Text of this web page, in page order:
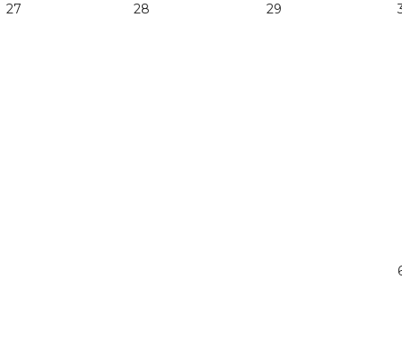
27 28 29